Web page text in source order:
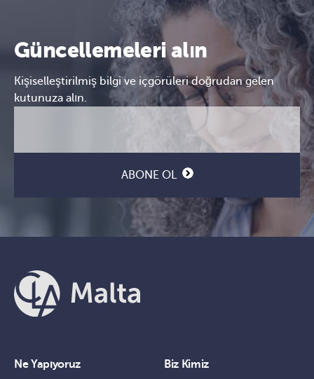
Güncellemeleri alın
Kişiselleştirilmiş bilgi ve içgörüleri doğrudan gelen
kutunuza alın.
ABONE OL
Ne Yapıyoruz Biz Kimiz